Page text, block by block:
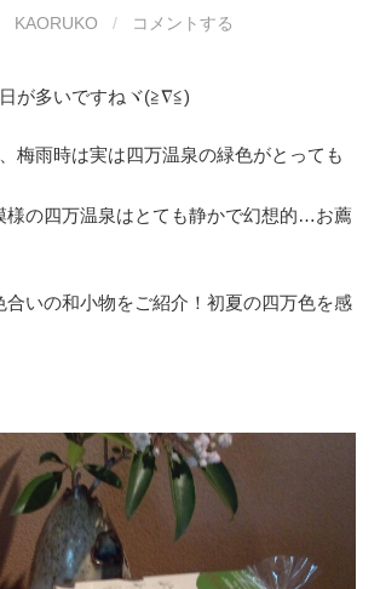
KAORUKO / コメントする
が多いですねヾ(≧∇≦)
梅雨時は実は四万温泉の緑色がとっても
様の四万温泉はとても静かで幻想的…お薦
合いの和小物をご紹介！初夏の四万色を感